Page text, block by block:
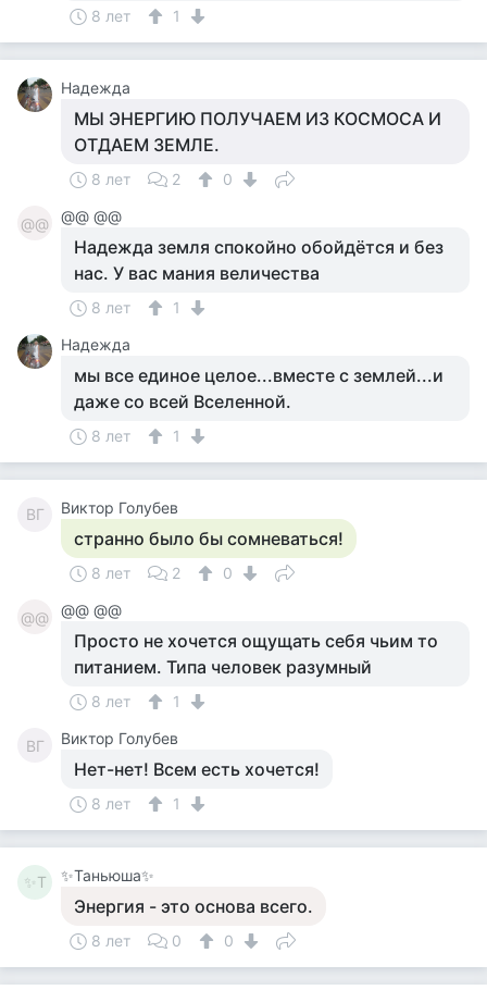
8 лет 1
Надежда
МЫ ЭНЕРГИЮ ПОЛУЧАЕМ ИЗ КОСМОСА И
ОТДАЕМ ЗЕМЛЕ.
8 лет 2 0
@@ @@ @@
Надежда земля спокойно обойдётся и без
нас. У вас мания величества
8 лет
1
Надежда
мы все единое целое...вместе с землей...и
даже со всей Вселенной.
8 лет 1
ВГ Виктор Голубев
странно было бы сомневаться!
8 лет 2 0
@@ @@ @@
Просто не хочется ощущать себя чьим то
питанием. Типа человек разумный
8 лет 1
ВГ Виктор Голубев
Нет-нет! Всем есть хочется!
8 лет 1
✨Т ✨Таньюша✨
Энергия - это основа всего.
8 лет 0 0